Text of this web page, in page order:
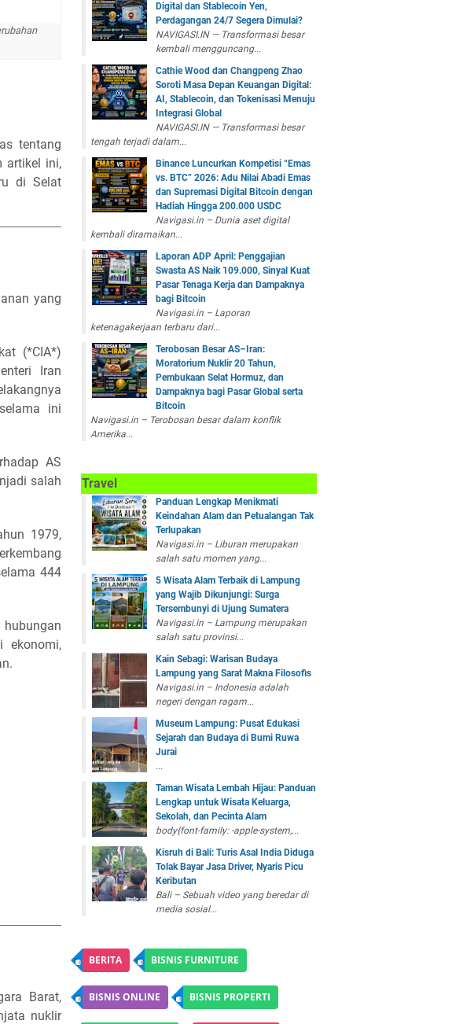
tentang
artikel ini,
di Selat
yang
(*CIA*)
Iran
ini
AS
salah
1979,
444
ekonomi,
Barat,
nuklir
Digital dan Stablecoin Yen,
Perdagangan 24/7 Segera Dimulai?
NAVIGASI.IN — Transformasi besar
kembali mengguncang...
Cathie Wood dan Changpeng Zhao
Soroti Masa Depan Keuangan Digital:
AI, Stablecoin, dan Tokenisasi Menuju
Integrasi Global
NAVIGASI.IN — Transformasi besar
tengah terjadi dalam...
Binance Luncurkan Kompetisi “Emas
vs. BTC” 2026: Adu Nilai Abadi Emas
dan Supremasi Digital Bitcoin dengan
Hadiah Hingga 200.000 USDC
Navigasi.in – Dunia aset digital
kembali diramaikan...
Laporan ADP April: Penggajian
Swasta AS Naik 109.000, Sinyal Kuat
Pasar Tenaga Kerja dan Dampaknya
bagi Bitcoin
Navigasi.in – Laporan
ketenagakerjaan terbaru dari...
Terobosan Besar AS–Iran:
Moratorium Nuklir 20 Tahun,
Pembukaan Selat Hormuz, dan
Dampaknya bagi Pasar Global serta
Bitcoin
Navigasi.in – Terobosan besar dalam konflik
Amerika...
Travel
Panduan Lengkap Menikmati
Keindahan Alam dan Petualangan Tak
Terlupakan
Navigasi.in – Liburan merupakan
salah satu momen yang...
5 Wisata Alam Terbaik di Lampung
yang Wajib Dikunjungi: Surga
Tersembunyi di Ujung Sumatera
Navigasi.in – Lampung merupakan
salah satu provinsi...
Kain Sebagi: Warisan Budaya
Lampung yang Sarat Makna Filosofis
Navigasi.in – Indonesia adalah
negeri dengan ragam...
Museum Lampung: Pusat Edukasi
Sejarah dan Budaya di Bumi Ruwa
Jurai
...
Taman Wisata Lembah Hijau: Panduan
Lengkap untuk Wisata Keluarga,
Sekolah, dan Pecinta Alam
body{font-family: -apple-system,...
Kisruh di Bali: Turis Asal India Diduga
Tolak Bayar Jasa Driver, Nyaris Picu
Keributan
Bali – Sebuah video yang beredar di
media sosial...
BERITA BISNIS FURNITURE
BISNIS ONLINE BISNIS PROPERTI